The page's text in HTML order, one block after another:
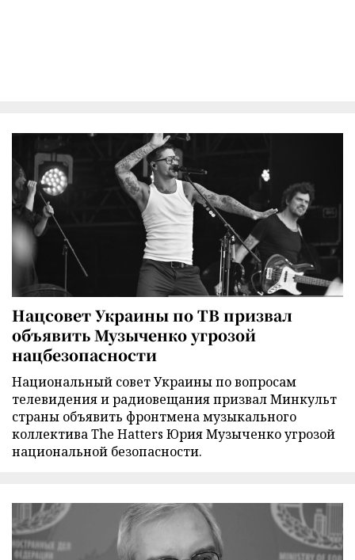
Нацсовет Украины по ТВ призвал
объявить Музыченко угрозой
нацбезопасности
Национальный совет Украины по вопросам
телевидения и радиовещания призвал Минкульт
страны объявить фронтмена музыкального
коллектива The Hatters Юрия Музыченко угрозой
национальной безопасности.